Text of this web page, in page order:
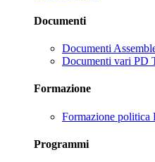
Documenti
Documenti
Documenti vari PD
Formazione
Formazione politica
Programmi